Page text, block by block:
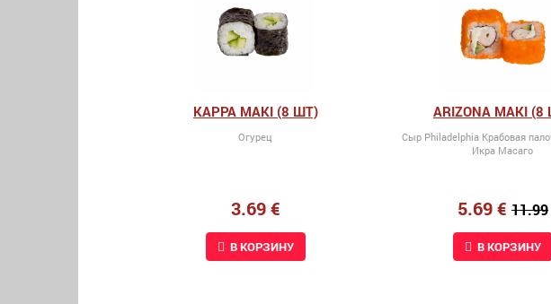
KAPPA MAKI (8 ШТ)
Огурец
3.69 €
В КОРЗИНУ
ARIZONA MAKI
Сыр Philadelphia Крабовая
Икра Масаго
5.69 € 11.99
В КОРЗИНУ